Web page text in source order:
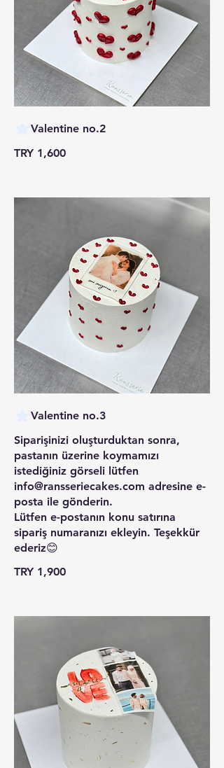
Valentine no.2
TRY 1,600
Valentine no.3
Siparişinizi oluşturduktan sonra,
pastanın üzerine koymamızı
istediğiniz görseli lütfen
info@ransseriecakes.com adresine e-
posta ile gönderin.
Lütfen e-postanın konu satırına
sipariş numaranızı ekleyin. Teşekkür
ederiz😊
TRY 1,900